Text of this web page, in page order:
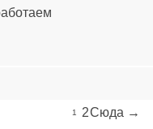
1 2Сюда →